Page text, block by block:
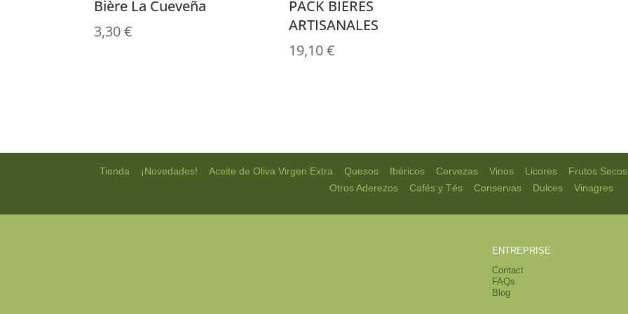
Bière La Cueveña
3,30€
PACK BIÈRES
ARTISANALES
19,10€
Tienda| ¡Novedades! Aceite de Oliva Virgen Extra| Quesos| Ibéricos| Cervezas| Vinos| Licores| Frutos
Otros Aderezos| Cafés y Tés| Conservas| Dulces| Vinagres
ENTREPRISE
Contact
FAQs
Blog